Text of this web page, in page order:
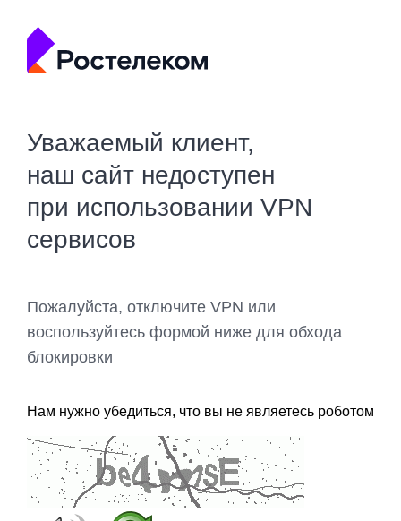
Уважаемый клиент,
наш сайт недоступен
при использовании VPN
сервисов
Пожалуйста, отключите VPN или
воспользуйтесь формой ниже для обхода
блокировки
Нам нужно убедиться, что вы не являетесь роботом